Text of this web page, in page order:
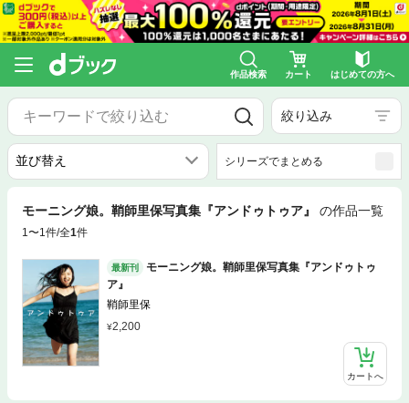
作品検索 カート はじめての方へ
絞り込み
シリーズでまとめる
モーニング娘。鞘師里保写真集『アンドゥトゥア』 の作品一覧
1〜1件/全1件
最新刊
モーニング娘。鞘師里保写真集『アンドゥトゥ
ア』
鞘師里保
2,200
カートへ